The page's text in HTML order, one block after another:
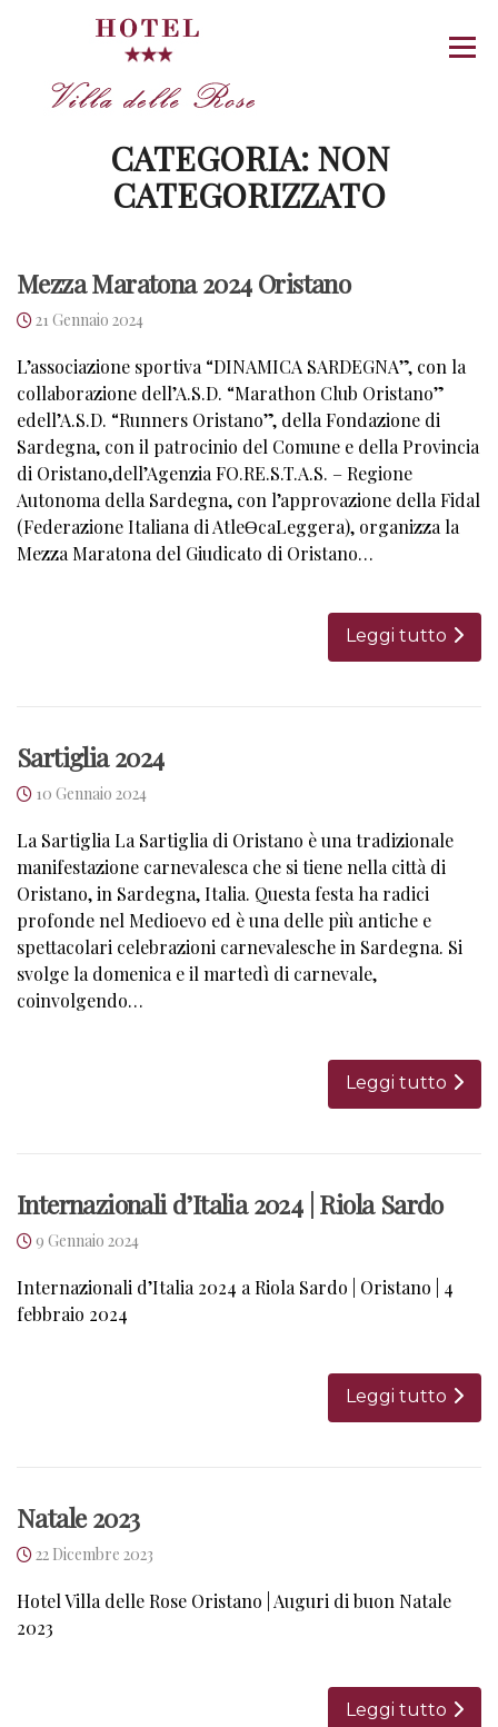
Menu
CATEGORIA: NON
CATEGORIZZATO
Mezza Maratona 2024 Oristano
21 Gennaio 2024
L’associazione sportiva “DINAMICA SARDEGNA”, con la
collaborazione dell’A.S.D. “Marathon Club Oristano”
edell’A.S.D. “Runners Oristano”, della Fondazione di
Sardegna, con il patrocinio del Comune e della Provincia
di Oristano,dell’Agenzia FO.RE.S.T.A.S. – Regione
Autonoma della Sardegna, con l’approvazione della Fidal
(Federazione Italiana di AtleƟcaLeggera), organizza la
Mezza Maratona del Giudicato di Oristano…
Leggi tutto
Sartiglia 2024
10 Gennaio 2024
La Sartiglia La Sartiglia di Oristano è una tradizionale
manifestazione carnevalesca che si tiene nella città di
Oristano, in Sardegna, Italia. Questa festa ha radici
profonde nel Medioevo ed è una delle più antiche e
spettacolari celebrazioni carnevalesche in Sardegna. Si
svolge la domenica e il martedì di carnevale,
coinvolgendo…
Leggi tutto
Internazionali d’Italia 2024 | Riola Sardo
9 Gennaio 2024
Internazionali d’Italia 2024 a Riola Sardo | Oristano | 4
febbraio 2024
Leggi tutto
Natale 2023
22 Dicembre 2023
Hotel Villa delle Rose Oristano | Auguri di buon Natale
2023
Leggi tutto